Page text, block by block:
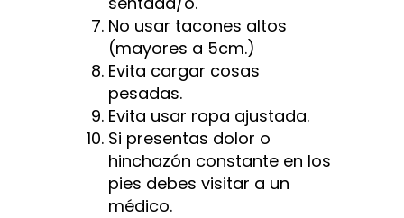
No usar tacones altos
(mayores a 5cm.)
Evita cargar cosas
pesadas.
Evita usar ropa ajustada.
Si presentas dolor o
hinchazón constante en los
pies debes visitar a un
médico.